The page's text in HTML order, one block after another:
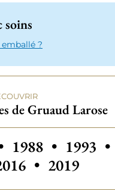
soins
?
de Gruaud Larose
de Gruaud
de
Autres
1988 • Autres
1993 •
millésimes
• Autres
2019